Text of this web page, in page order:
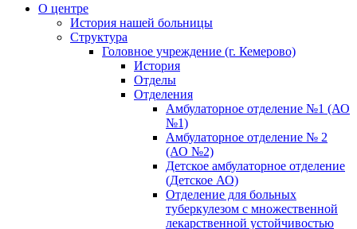
О центре
История нашей больницы
Структура
Головное учреждение (г. Кемерово)
История
Отделы
Отделения
Амбулаторное отделение №1 (АО
№1)
Амбулаторное отделение № 2
(АО №2)
Детское амбулаторное отделение
(Детское АО)
Отделение для больных
туберкулезом с множественной
лекарственной устойчивостью